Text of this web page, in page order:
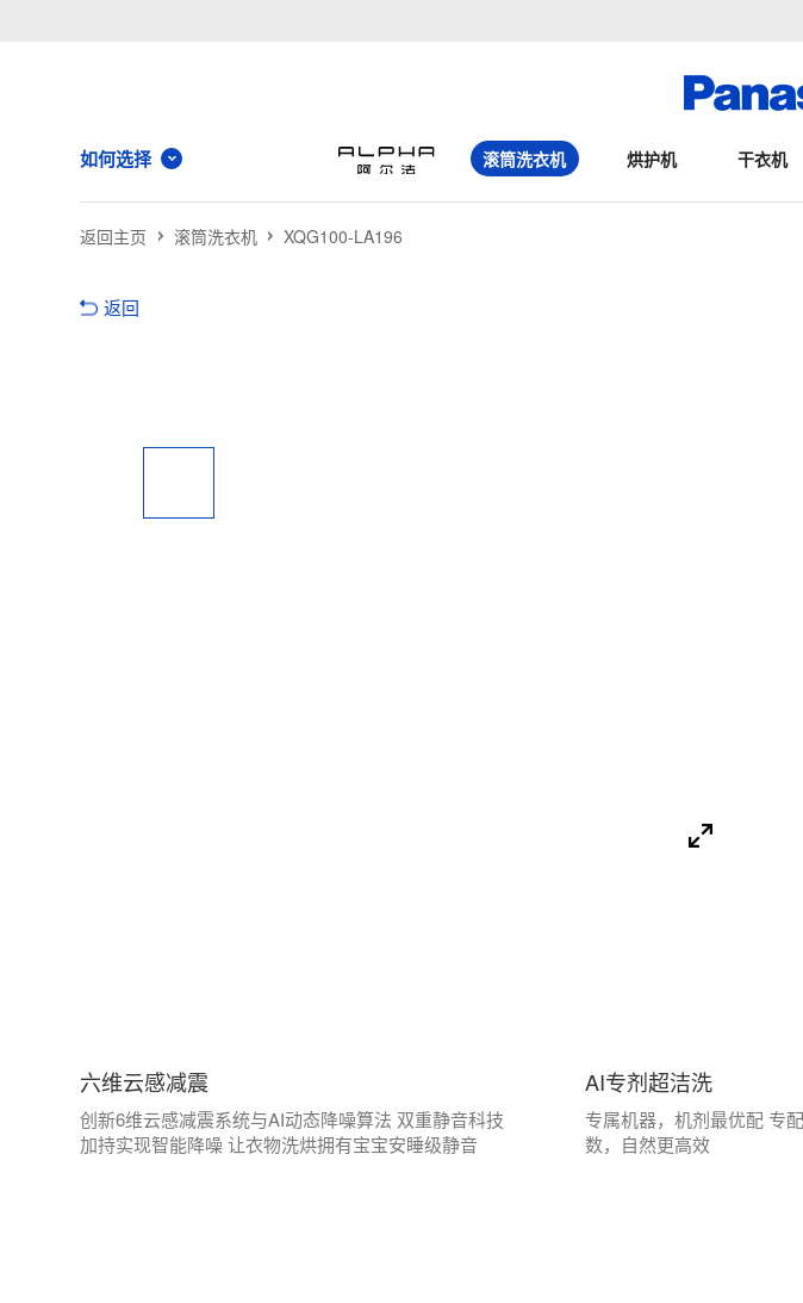
如何选择 滚筒洗衣机 烘护机 干衣机
返回主页 滚筒洗衣机 XQG100-LA196
返回
六维云感减震
创新6维云感减震系统与AI动态降噪算法 双重静音科技
加持实现智能降噪 让衣物洗烘拥有宝宝安睡级静音
AI专剂超洁洗
专属机器，机剂最优配 专
数，自然更高效